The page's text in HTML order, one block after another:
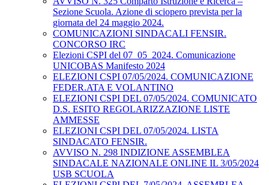
Sezione Scuola. Azione di sciopero prevista per la
giornata del 24 maggio 2024.
COMUNICAZIONI SINDACALI FENSIR.
CONCORSO IRC
Elezioni CSPI del 07_05_2024. Comunicazione
UNICOBAS Manifesto 2024
ELEZIONI CSPI 07/05/2024. COMUNICAZIONE
FEDER.ATA E VOLANTINO
ELEZIONI CSPI DEL 07/05/2024. COMUNICATO
D.S. ESITO REGOLARIZZAZIONE LISTE
AMMESSE
ELEZIONI CSPI DEL 07/05/2024. LISTA
SINDACATO FENSIR.
AVVISO N. 298 INDIZIONE ASSEMBLEA
SINDACALE NAZIONALE ONLINE IL 3/05/2024
USB SCUOLA